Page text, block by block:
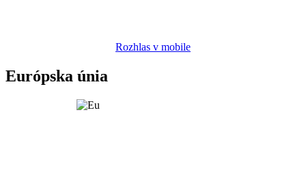
Rozhlas v mobile
Európska únia